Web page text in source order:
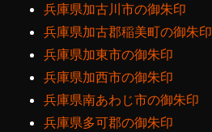
兵庫県加古川市の御朱印
兵庫県加古郡稲美町の御朱印
兵庫県加東市の御朱印
兵庫県加西市の御朱印
兵庫県南あわじ市の御朱印
兵庫県多可郡の御朱印